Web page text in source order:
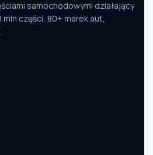
samochodowymi działający
części, 80+ marek aut,